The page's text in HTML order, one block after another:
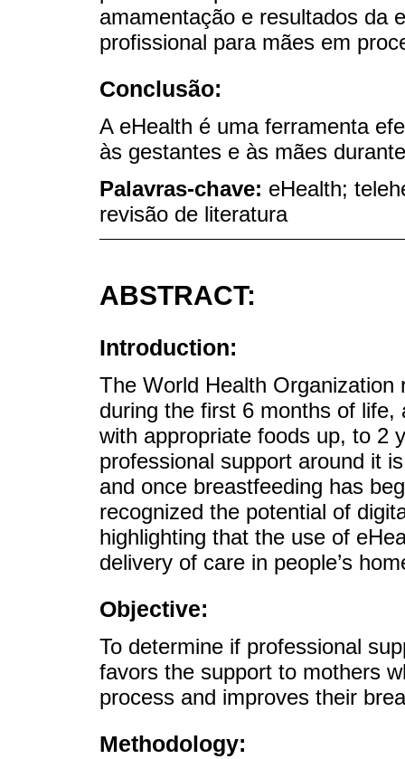
amamentação e resultados da
profissional para mães em
Conclusão:
A eHealth é uma ferramenta
às gestantes e às mães
Palavras-chave: eHealth;
revisão de literatura
ABSTRACT:
Introduction:
The World Health
during the first 6 months of
with appropriate foods up, to 2
professional support around it
and once breastfeeding has
recognized the potential of
highlighting that the use of
delivery of care in people’s
Objective:
To determine if professional
favors the support to mothers
process and improves their
Methodology: